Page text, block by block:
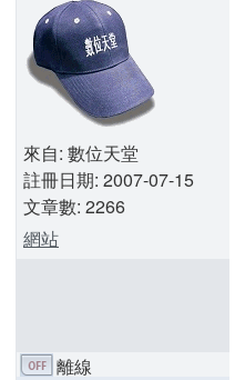
來自: 數位天堂
註冊日期: 2007-07-15
文章數: 2266
網站
離線